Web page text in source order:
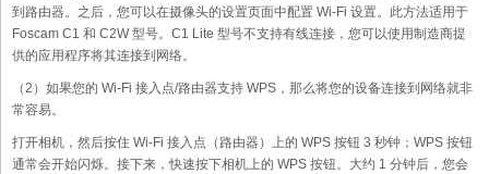
到路由器。之后，您可以在摄像头的设置页面中配置 Wi-Fi 设置。此方法适用于
Foscam C1 和 C2W 型号。C1 Lite 型号不支持有线连接，您可以使用制造商提
供的应用程序将其连接到网络。
（2）如果您的 Wi-Fi 接入点/路由器支持 WPS，那么将您的设备连接到网络就非
常容易。
打开相机，然后按住 Wi-Fi 接入点（路由器）上的 WPS 按钮 3 秒钟；WPS 按钮
通常会开始闪烁。接下来，快速按下相机上的 WPS 按钮。大约 1 分钟后，您会